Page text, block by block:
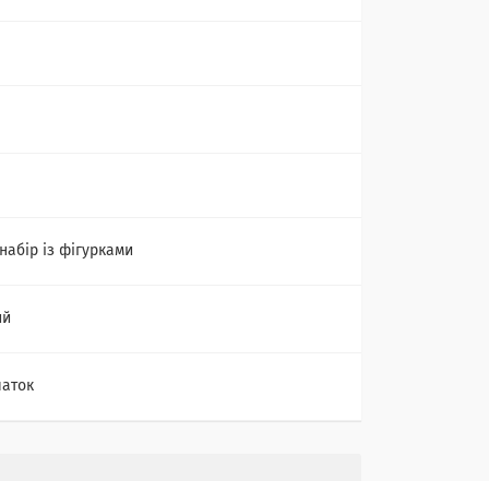
із фігурками